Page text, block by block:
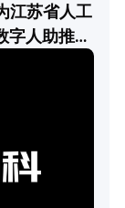
江苏省人工
字人助推产